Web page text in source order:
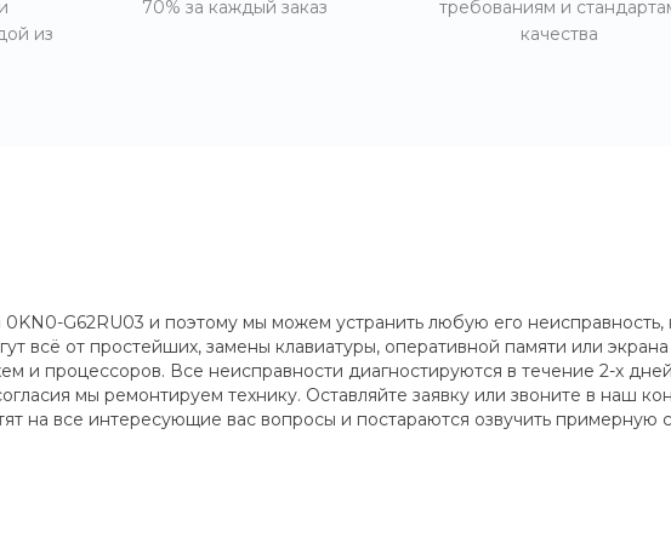
из
70% за каждый заказ
требованиям и
качества
G62RU03 и поэтому мы можем устранить любую его неисправность,
всё от простейших, замены клавиатуры, оперативной памяти или
и процессоров. Все неисправности диагностируются в течение 2-х
мы ремонтируем технику. Оставляйте заявку или звоните в наш
на все интересующие вас вопросы и постараются озвучить примерную